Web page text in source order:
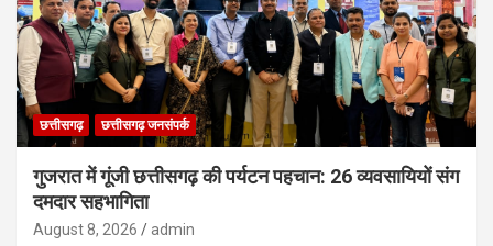
छत्तीसगढ़ छत्तीसगढ़ जनसंपर्क
गुजरात में गूंजी छत्तीसगढ़ की पर्यटन पहचान: 26 व्यवसायियों संग
दमदार सहभागिता
August 8, 2026 admin